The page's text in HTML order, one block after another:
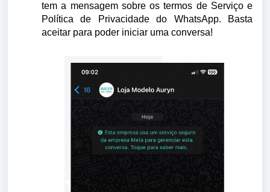
tem a mensagem sobre os termos de Serviço e
Política de Privacidade do WhatsApp. Basta
aceitar para poder iniciar uma conversa!